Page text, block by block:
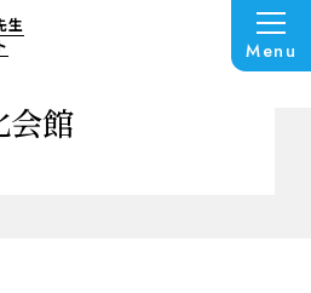
生
Menu
会館